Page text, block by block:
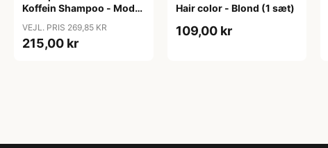
Koffein Shampoo - Mod
VEJL. PRIS 269,85 KR
215,00 kr
Hair color - Blond (1 sæt)
109,00 kr